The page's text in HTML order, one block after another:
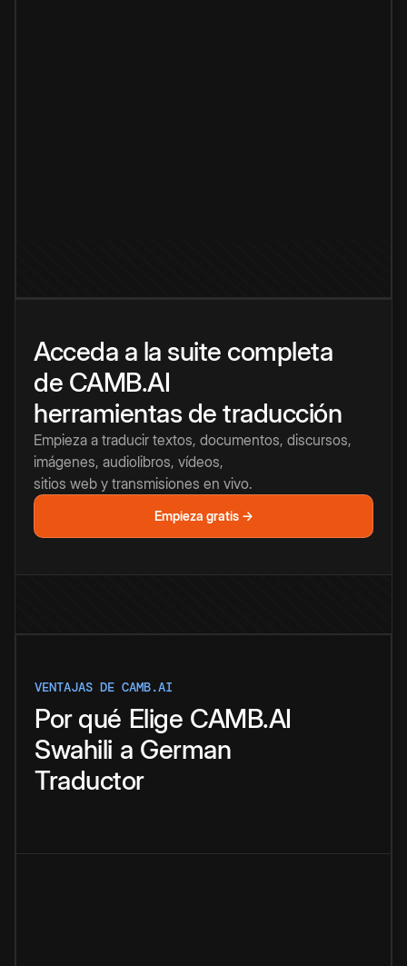
Acceda a la suite completa
de CAMB.AI
herramientas de traducción
Empieza a traducir textos, documentos, discursos,
imágenes, audiolibros, vídeos,
sitios web y transmisiones en vivo.
Empieza gratis →
VENTAJAS DE CAMB.AI
Por qué Elige CAMB.AI
Swahili a German
Traductor